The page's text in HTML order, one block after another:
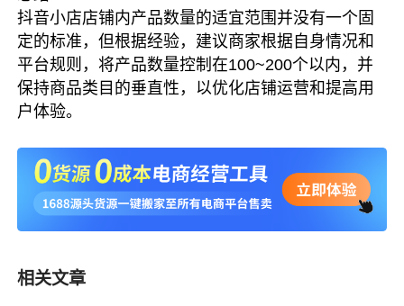
抖音小店店铺内产品数量的适宜范围并没有一个固
定的标准，但根据经验，建议商家根据自身情况和
平台规则，将产品数量控制在100~200个以内，并
保持商品类目的垂直性，以优化店铺运营和提高用
户体验。
相关文章